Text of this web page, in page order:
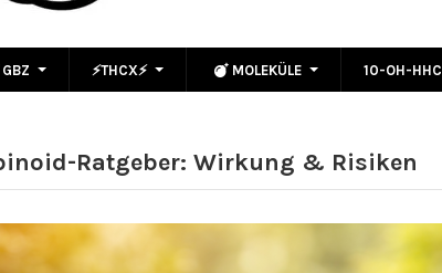
GBZ ⚡THCX⚡ MOLEKÜLE 10-OH-HHC
Ratgeber: Wirkung & Risiken